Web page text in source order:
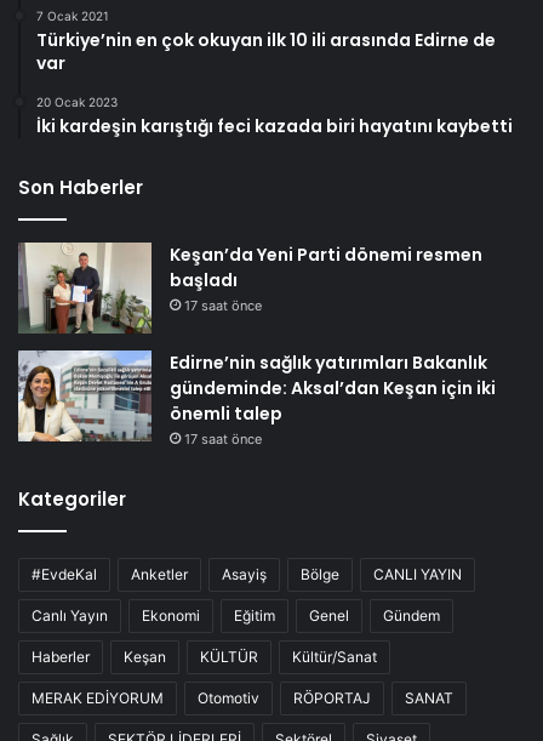
7 Ocak 2021
Türkiye’nin en çok okuyan ilk 10 ili arasında Edirne de
var
20 Ocak 2023
İki kardeşin karıştığı feci kazada biri hayatını kaybetti
Son Haberler
Keşan’da Yeni Parti dönemi resmen
başladı
17 saat önce
Edirne’nin sağlık yatırımları Bakanlık
gündeminde: Aksal’dan Keşan için iki
önemli talep
17 saat önce
Kategoriler
#EvdeKal Anketler Asayiş Bölge CANLI YAYIN
Canlı Yayın Ekonomi Eğitim Genel Gündem
Haberler Keşan KÜLTÜR Kültür/Sanat
MERAK EDİYORUM Otomotiv RÖPORTAJ SANAT